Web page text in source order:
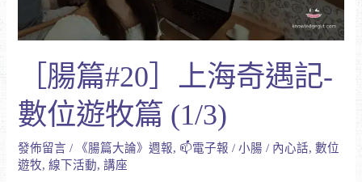
［腸篇#20］上海奇遇記-
數位遊牧篇 (1/3)
發佈留言 / 《腸篇大論》週報, 📫電子報 /小腸/ 內心話,數位
遊牧,線下活動,講座
數
篇
(1/3)